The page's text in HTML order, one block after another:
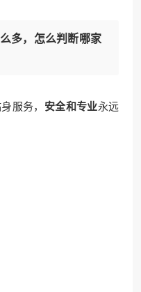
多，怎么判断哪家
服务， 安全和专业永远